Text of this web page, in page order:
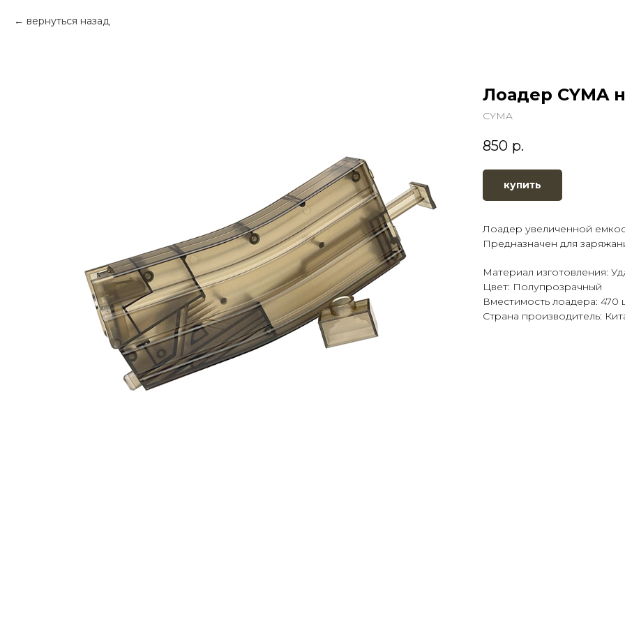
вернуться назад
Лоадер CYMA
CYMA
850 р.
купить
Лоадер увеличенной
Предназначен для
Материал изготовления:
Цвет: Полупрозрачный
Вместимость лоадера: 470
Страна производитель: